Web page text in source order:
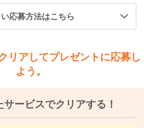
応募方法はこちら
リアしてプレゼントに応募し
よう。
ービスでクリアする！